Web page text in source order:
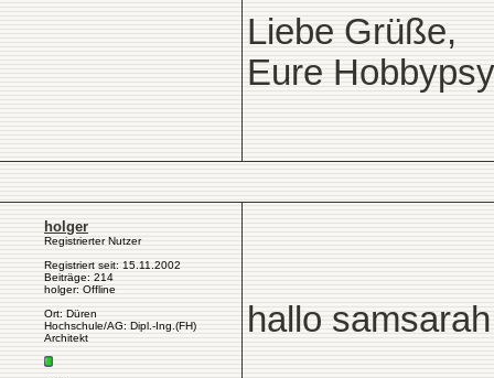
Liebe Grüße,
Eure
holger
Registrierter Nutzer
Registriert seit: 15.11.2002
Beiträge: 214
holger: Offline
Ort: Düren
Hochschule/AG: Dipl.-Ing.(FH)
Architekt
hallo